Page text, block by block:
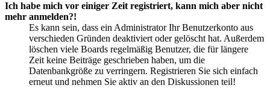
Ich habe mich vor einiger Zeit registriert, kann mich aber nicht
mehr anmelden?!
Es kann sein, dass ein Administrator Ihr Benutzerkonto aus
verschieden Gründen deaktiviert oder gelöscht hat. Außerdem
löschen viele Boards regelmäßig Benutzer, die für längere
Zeit keine Beiträge geschrieben haben, um die
Datenbankgröße zu verringern. Registrieren Sie sich einfach
erneut und nehmen Sie aktiv an den Diskussionen teil!